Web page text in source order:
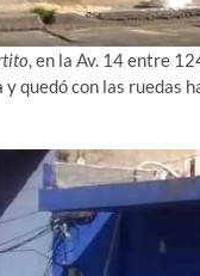
, en la Av. 14 entre
quedó con las ruedas